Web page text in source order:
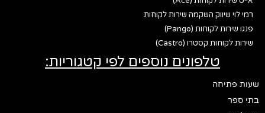
רמי לוי שיווק השקמה שירות לקוחות
פנגו שירות לקוחות (Pango)
שירות לקוחות קסטרו (Castro)
טלפונים נוספים לפי קטגוריות:
שעות פתיחה
בתי ספר